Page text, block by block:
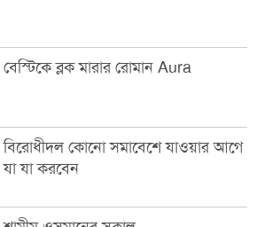
বেস্টিকে ব্লক মারার রোমান Aura
বিরোধীদল কোনো সমাবেশে যাওয়ার আগে
যা যা করবেন